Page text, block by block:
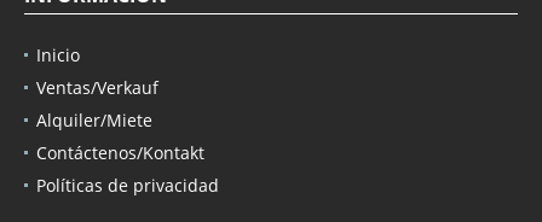
Inicio
Ventas/Verkauf
Alquiler/Miete
Contáctenos/Kontakt